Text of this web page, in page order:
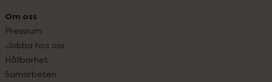
Om oss
Pressrum
Jobba hos oss
Hållbarhet
Samarbeten